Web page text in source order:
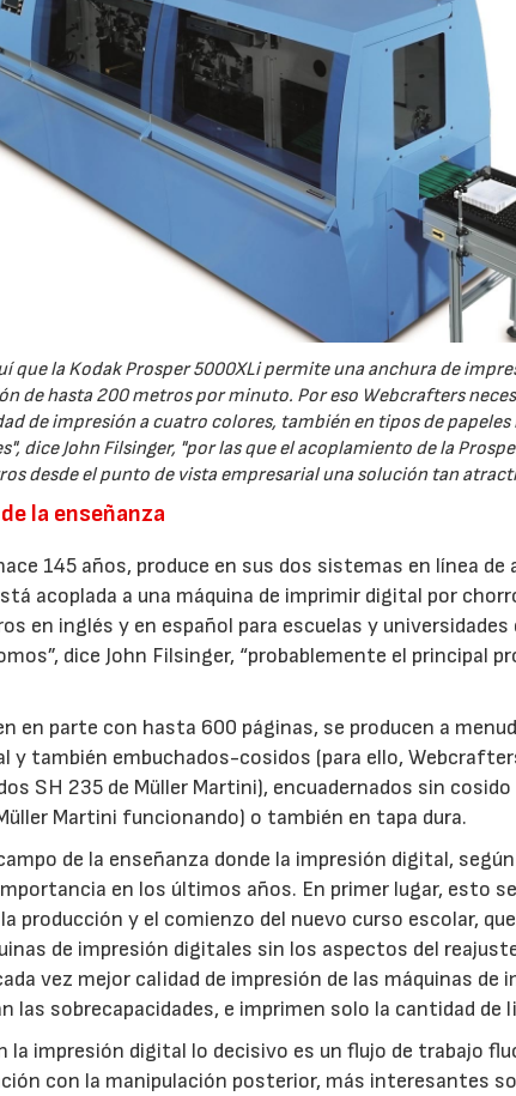
que la Kodak Prosper 5000XLi permite una anchura de
de hasta 200 metros por minuto. Por eso Webcrafters
de impresión a cuatro colores, también en tipos de
dice John Filsinger, "por las que el acoplamiento de la
desde el punto de vista empresarial una solución tan
la enseñanza
145 años, produce en sus dos sistemas en línea
acoplada a una máquina de imprimir digital por
en inglés y en español para escuelas y
dice John Filsinger, “probablemente el principal
en parte con hasta 600 páginas, se producen a
y también embuchados-cosidos (para ello,
SH 235 de Müller Martini), encuadernados sin
Martini funcionando) o también en tapa dura.
de la enseñanza donde la impresión digital,
en los últimos años. En primer lugar, esto
producción y el comienzo del nuevo curso escolar,
de impresión digitales sin los aspectos del
vez mejor calidad de impresión de las máquinas de
las sobrecapacidades, e imprimen solo la cantidad de
la impresión digital lo decisivo es un flujo de trabajo
con la manipulación posterior, más interesantes